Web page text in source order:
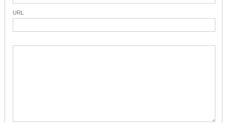
URL